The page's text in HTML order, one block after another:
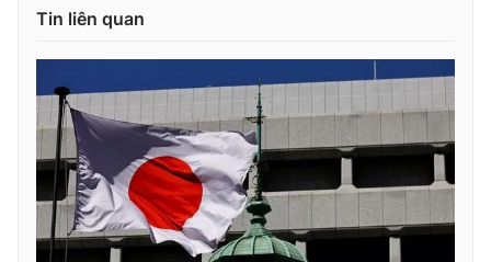
Giấy phép hoạt động báo in và báo điện tử số 483/GP-BTTTT
cấp ngày 29/12/2023
Tổng Biên tập:
Vũ Thanh Thủy
Phó Tổng Biên tập:Nguyễn Thị Mỹ Hạnh, Phạm Quốc Thắng,
Nguyễn Trọng Ninh
Tổng đài VTV:024.38 355 931 - 024.38 355 932
Tin liên quan